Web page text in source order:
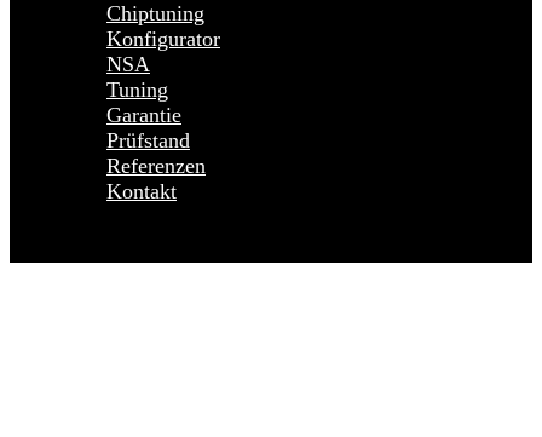
Chiptuning
Konfigurator
NSA
Tuning
Garantie
Prüfstand
Referenzen
Kontakt